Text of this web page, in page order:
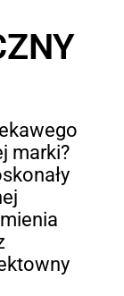
marki?